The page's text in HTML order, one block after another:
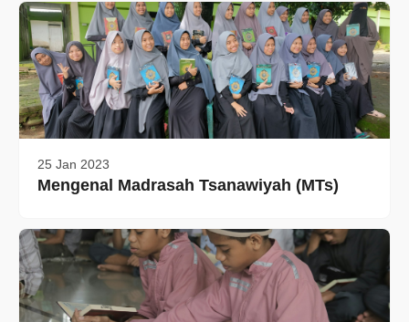
25 Jan 2023
Mengenal Madrasah Tsanawiyah (MTs)